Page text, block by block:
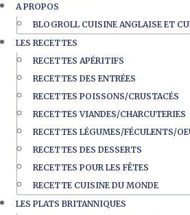
A PROPOS
BLOGROLL CUISINE ANGLAISE ET
LES RECETTES
RECETTES APÉRITIFS
RECETTES DES ENTRÉES
RECETTES POISSONS/CRUSTACÉS
RECETTES VIANDES/CHARCUTERIES
RECETTES LÉGUMES/FÉCULENTS/
RECETTES DES DESSERTS
RECETTES POUR LES FÊTES
RECETTE CUISINE DU MONDE
LES PLATS BRITANNIQUES